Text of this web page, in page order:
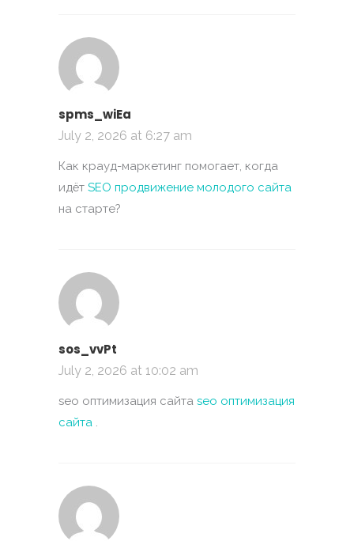
spms_wiEa
July 2, 2026 at 6:27 am
Как крауд-маркетинг помогает, когда
идёт SEO продвижение молодого сайта
на старте?
sos_vvPt
July 2, 2026 at 10:02 am
seo оптимизация сайта seo оптимизация
сайта .